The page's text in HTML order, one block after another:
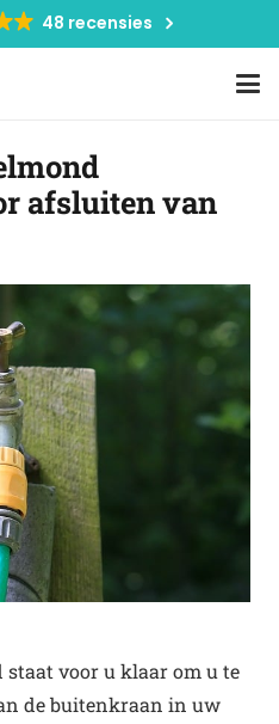
48 recensies
afsluiten van
voor u klaar om u te
de buitenkraan in uw